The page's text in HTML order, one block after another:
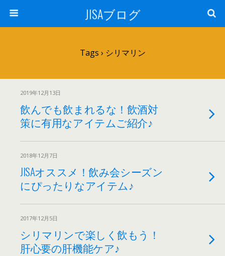
JISAブログ
Tags › シリマリン
2019年12月13日
飲んでも飲まれるな！飲酒対
策に有用なアイテムご紹介♪
2018年12月7日
JISAオススメ！飲み会シーズン
にぴったりなアイテム♪
2017年12月5日
シリマリンで楽しく飲もう！
肝心要の肝機能ケア♪